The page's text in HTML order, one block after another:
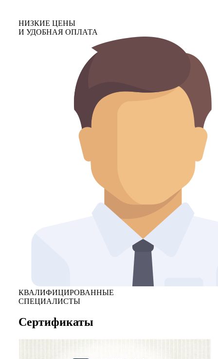
НИЗКИЕ ЦЕНЫ
И УДОБНАЯ ОПЛАТА
КВАЛИФИЦИРОВАННЫЕ
СПЕЦИАЛИСТЫ
Сертификаты